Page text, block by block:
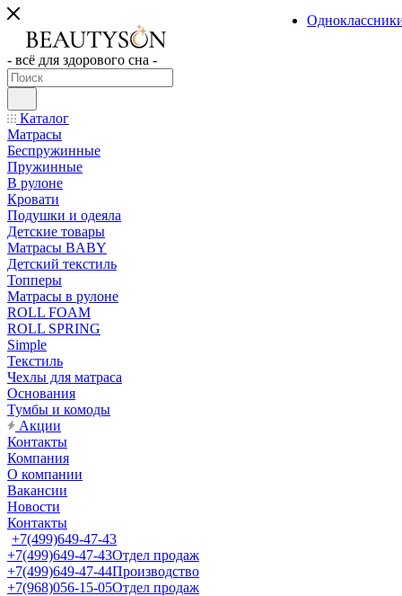
- всё для здорового сна -
Каталог
Матрасы
Беспружинные
Пружинные
В рулоне
Кровати
Подушки и одеяла
Детские товары
Матрасы BABY
Детский текстиль
Топперы
Матрасы в рулоне
ROLL FOAM
ROLL SPRING
Simple
Текстиль
Чехлы для матраса
Основания
Тумбы и комоды
Акции
Контакты
Компания
О компании
Вакансии
Новости
Контакты
+7(499)649-47-43
+7(499)649-47-43Отдел продаж
+7(499)649-47-44Производство
+7(968)056-15-05Отдел продаж